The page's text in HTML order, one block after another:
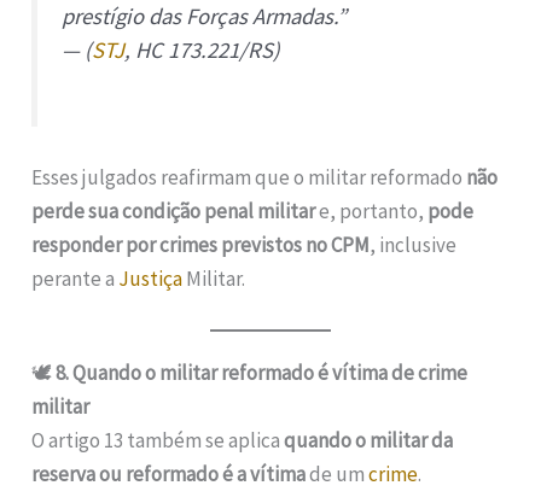
prestígio das Forças Armadas.”
— (STJ, HC 173.221/RS)
Esses julgados reafirmam que o militar reformado não
perde sua condição penal militare, portanto, pode
responder por crimes previstos no CPM, inclusive
perante a JustiçaMilitar.
🕊️8. Quando o militar reformado é vítima de crime
militar
O artigo 13 também se aplicaquando o militar da
reserva ou reformado é a vítimade umcrime.